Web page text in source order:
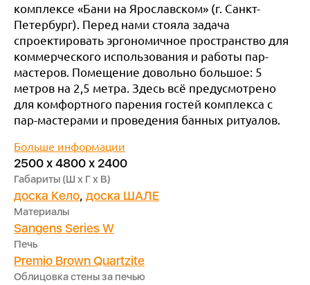
2500 х 4800 х 2400
Габариты (Ш х Г х В)
доска Кело, доска ШАЛЕ
Материалы
Sangens Series W
Печь
Premio Brown Quartzite
Облицовка стены за печью
комплексе «Бани на Ярославском» (г. Санкт-
Петербург). Перед нами стояла задача
спроектировать эргономичное пространство для
коммерческого использования и работы пар-
мастеров. Помещение довольно большое: 5
метров на 2,5 метра. Здесь всё предусмотрено
для комфортного парения гостей комплекса с
пар-мастерами и проведения банных ритуалов.
Больше информации